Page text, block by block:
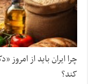
چرا ایران باید از
کند؟